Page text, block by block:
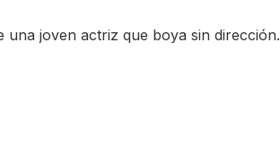
una joven actriz que boya sin dirección.